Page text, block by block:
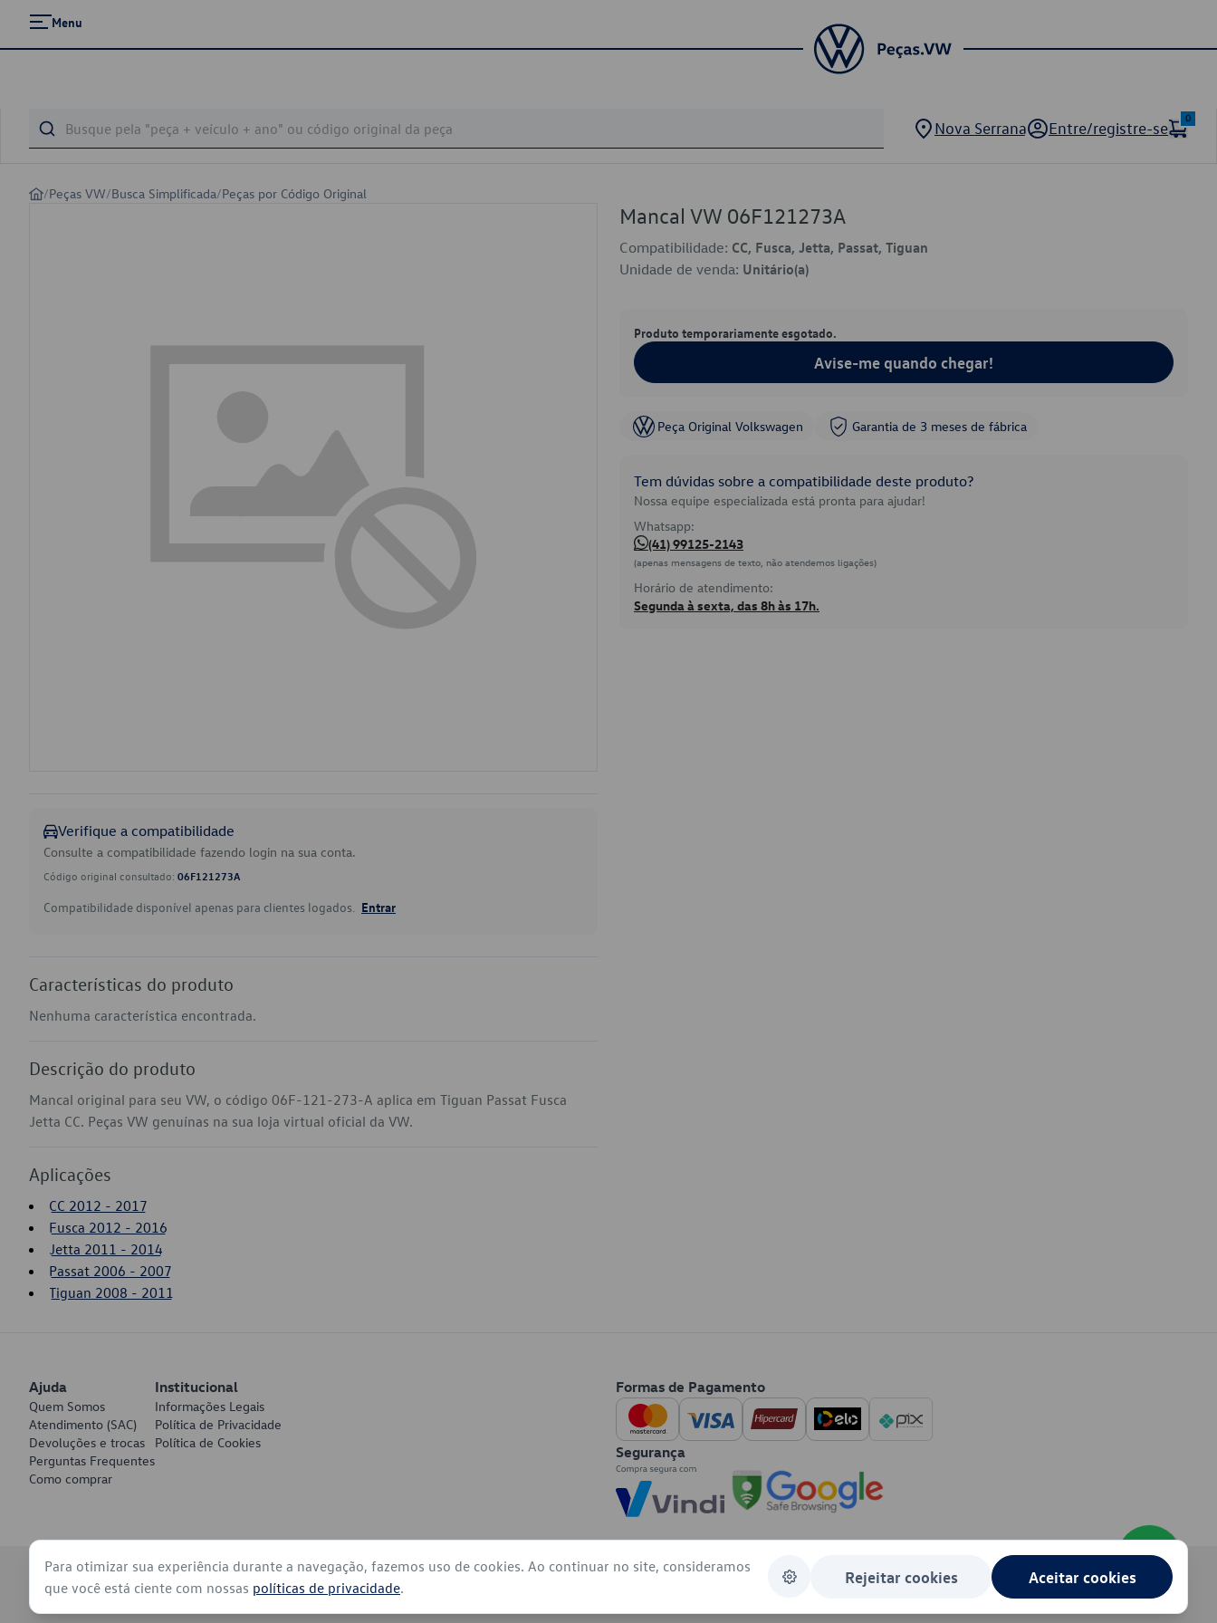
Menu
Nova Serrana Entre/registre-se
0
/Peças VW/Busca Simplificada/Peças por Código Original
Verifique a compatibilidade
Consulte a compatibilidade fazendo login na sua conta.
Código original consultado: 06F121273A
Compatibilidade disponível apenas para clientes logados. Entrar
Características do produto
Nenhuma característica encontrada.
Descrição do produto
Mancal original para seu VW, o código 06F-121-273-A aplica em Tiguan Passat Fusca
Jetta CC. Peças VW genuínas na sua loja virtual oficial da VW.
Aplicações
CC 2012 - 2017
Fusca 2012 - 2016
Jetta 2011 - 2014
Passat 2006 - 2007
Tiguan 2008 - 2011
Mancal VW 06F121273A
Compatibilidade: CC, Fusca, Jetta, Passat, Tiguan
Unidade de venda: Unitário(a)
Produto temporariamente esgotado.
Avise-me quando chegar!
Peça Original Volkswagen Garantia de 3 meses de fábrica
Tem dúvidas sobre a compatibilidade deste produto?
Nossa equipe especializada está pronta para ajudar!
Whatsapp:
(41) 99125-2143
(apenas mensagens de texto, não atendemos ligações)
Horário de atendimento:
Segunda à sexta, das 8h às 17h.
Ajuda
Quem Somos
Atendimento (SAC)
Devoluções e trocas
Perguntas Frequentes
Como comprar
Institucional
Informações Legais
Política de Privacidade
Política de Cookies
Formas de Pagamento
Segurança
© 2026 - Volkswagen do Brasil - Todos os direitos reservados
Para otimizar sua experiência durante a navegação, fazemos uso de cookies. Ao continuar no site, consideramos
que você está ciente com nossas políticas de privacidade.
Rejeitar cookies Aceitar cookies